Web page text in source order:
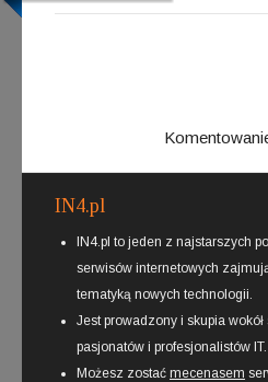
IN4.pl
IN4.pl to jeden z najstarszych
serwisów internetowych
tematyką nowych technologii.
Jest prowadzony i skupia wokół
pasjonatów i profesjonalistów IT.
Możesz zostać mecenasem